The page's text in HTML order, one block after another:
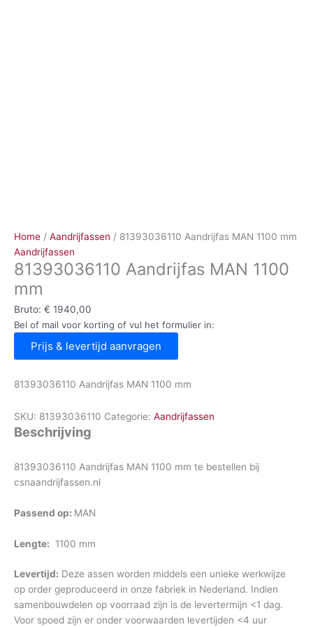
Home / Aandrijfassen / 81393036110 Aandrijfas MAN 1100 mm
Aandrijfassen
81393036110 Aandrijfas MAN 1100
mm
Bruto: € 1940,00
Bel of mail voor korting of vul het formulier in:
Prijs & levertijd aanvragen
81393036110 Aandrijfas MAN 1100 mm
SKU: 81393036110 Categorie: Aandrijfassen
Beschrijving
81393036110 Aandrijfas MAN 1100 mm te bestellen bij
csnaandrijfassen.nl
Passend op: MAN
Lengte: 1100 mm
Levertijd: Deze assen worden middels een unieke werkwijze
op order geproduceerd in onze fabriek in Nederland. Indien
samenbouwdelen op voorraad zijn is de levertermijn <1 dag.
Voor spoed zijn er onder voorwaarden levertijden <4 uur